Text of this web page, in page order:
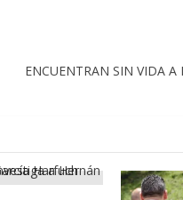
ENCUENTRAN SIN VIDA A